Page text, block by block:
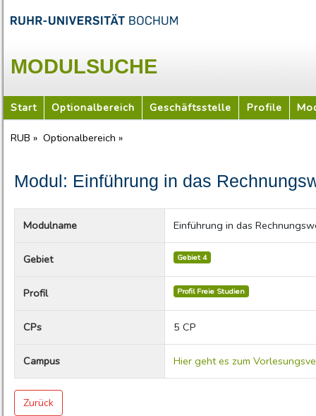
MODULSUCHE
Start Optionalbereich Geschäftsstelle Profile
RUB » Optionalbereich »
Modul: Einführung in das
Modulname Einführung in das
Gebiet Gebiet 4
Profil Profil Freie Studien
CPs 5 CP
Campus Hier geht es zum
Zurück